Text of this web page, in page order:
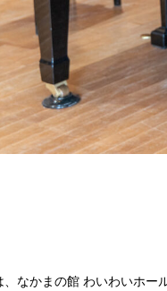
、なかまの館 わいわいホー